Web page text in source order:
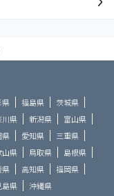
県 福島県
茨城県
川県 新潟県
富山県
県 愛知県
三重県
山県 鳥取県
島根県
県 高知県
福岡県
島県 沖縄県